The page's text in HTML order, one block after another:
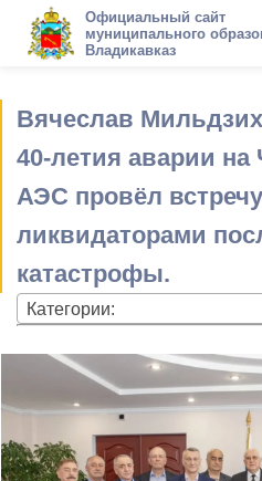
Официальный сайт
муниципального
Владикавказ
Вячеслав
40-летия аварии
АЭС провёл
ликвидаторами
катастрофы.
Категории: